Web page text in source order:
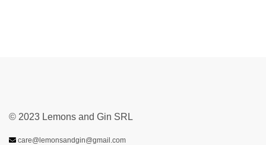
© 2023 Lemons and Gin SRL
care@lemonsandgin@gmail.com